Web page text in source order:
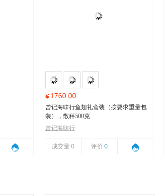
¥1760.00
曾记海味行鱼翅礼盒装（按要求重量包
装），散秤500克
曾记海味行
成交量 0 评价 0